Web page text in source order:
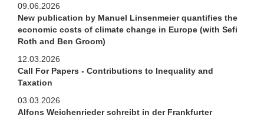
Historic Corporate Income Tax Rates
09.06.2026
New publication by Manuel Linsenmeier quantifies the
economic costs of climate change in Europe (with Sefi
Roth and Ben Groom)
12.03.2026
Call For Papers - Contributions to Inequality and
Taxation
03.03.2026
Alfons Weichenrieder schreibt in der Frankfurter